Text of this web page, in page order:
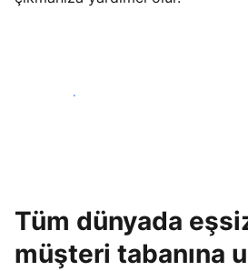
Hemen başla
Tüm dünyada
müşteri tabanına